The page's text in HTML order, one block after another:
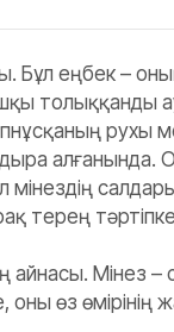
еңбек –
толыққанды
рухы
мінездің
терең
айнасы.
өз өмірінің